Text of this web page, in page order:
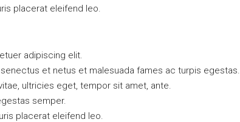
placerat eleifend leo.
adipiscing elit.
et netus et malesuada fames ac turpis egestas.
ultricies eget, tempor sit amet, ante.
semper.
placerat eleifend leo.